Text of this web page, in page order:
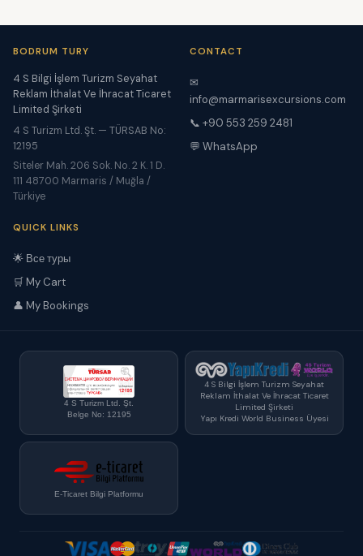
BODRUM TURY
4 S Bilgi İşlem Turizm Seyahat
Reklam İthalat Ve İhracat Ticaret
Limited Şirketi
4 S Turizm Ltd. Şt. — TÜRSAB No:
12195
Siteler Mah. 206 Sok. No. 2 K. 1 D.
111 48700 Marmaris / Muğla /
Türkiye
CONTACT
✉
info@marmarisexcursions.com
📞 +90 553 259 2481
💬 WhatsApp
QUICK LINKS
🌟 Все туры
🛒 My Cart
👤 My Bookings
4 S Turizm Ltd. Şt.
Belge No: 12195
4 S Bilgi İşlem Turizm Seyahat
Reklam İthalat Ve İhracat Ticaret
Limited Şirketi
Yapı Kredi World Business Üyesi
E-Ticaret Bilgi Platformu